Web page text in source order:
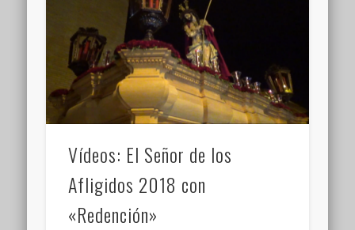
Vídeos: El Señor de los
Afligidos 2018 con
«Redención»